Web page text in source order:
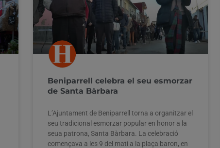
Beniparrell celebra el seu esmorzar
de Santa Bàrbara
L’Ajuntament de Beniparrell torna a organitzar el
seu tradicional esmorzar popular en honor a la
seua patrona, Santa Bàrbara. La celebració
començava a les 9 del matí a la plaça baron, en